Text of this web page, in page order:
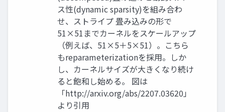
ス性(dynamic sparsity)を組み合わ
せ、ストライプ 畳み込みの形で
51×51までカーネルをスケールアップ
（例えば、51×5＋5×51）。こちら
もreparameterizationを採用。しか
し、カーネルサイズが大きくなり続け
ると飽和し始める。 図は
「http://arxiv.org/abs/2207.03620」
より引用